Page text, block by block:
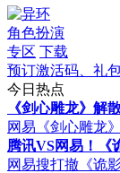
角色扮演
专区 下载
预订激活码、礼
今日热点
《剑心雕龙》解
网易《剑心雕龙
腾讯VS网易！《
网易搜打撤《诡